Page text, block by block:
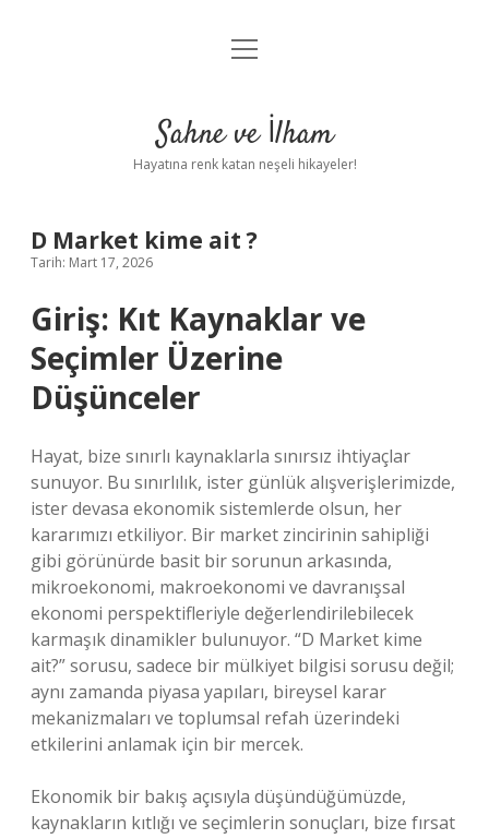
Anasayfa
Yasal Uyarı
menüyü
Sahne ve İlham
Hayatına renk katan neşeli hikayeler!
D Market kime ait ?
Tarih: Mart 17, 2026
Giriş: Kıt Kaynaklar ve
Seçimler Üzerine
Düşünceler
Hayat, bize sınırlı kaynaklarla sınırsız ihtiyaçlar
sunuyor. Bu sınırlılık, ister günlük alışverişlerimizde,
ister devasa ekonomik sistemlerde olsun, her
kararımızı etkiliyor. Bir market zincirinin sahipliği
gibi görünürde basit bir sorunun arkasında,
mikroekonomi, makroekonomi ve davranışsal
ekonomi perspektifleriyle değerlendirilebilecek
karmaşık dinamikler bulunuyor. “D Market kime
ait?” sorusu, sadece bir mülkiyet bilgisi sorusu değil;
aynı zamanda piyasa yapıları, bireysel karar
mekanizmaları ve toplumsal refah üzerindeki
etkilerini anlamak için bir mercek.
Ekonomik bir bakış açısıyla düşündüğümüzde,
kaynakların kıtlığı ve seçimlerin sonuçları, bize fırsat